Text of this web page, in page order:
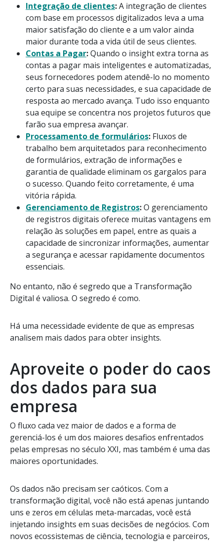
Integração de clientes:A integração de clientes
com base em processos digitalizados leva a uma
maior satisfação do cliente e a um valor ainda
maior durante toda a vida útil de seus clientes.
Contas a Pagar:Quando o insight extra torna as
contas a pagar mais inteligentes e automatizadas,
seus fornecedores podem atendê-lo no momento
certo para suas necessidades, e sua capacidade de
resposta ao mercado avança. Tudo isso enquanto
sua equipe se concentra nos projetos futuros que
farão sua empresa avançar.
Processamento de formulários: Fluxos de
trabalho bem arquitetados para reconhecimento
de formulários, extração de informações e
garantia de qualidade eliminam os gargalos para
o sucesso. Quando feito corretamente, é uma
vitória rápida.
Gerenciamento de Registros:O gerenciamento
de registros digitais oferece muitas vantagens em
relação às soluções em papel, entre as quais a
capacidade de sincronizar informações, aumentar
a segurança e acessar rapidamente documentos
essenciais.
No entanto, não é segredo que a Transformação
Digital é valiosa. O segredo é como.
Há uma necessidade evidente de que as empresas
analisem mais dados para obter insights.
Aproveite o poder do caos
dos dados para sua
empresa
O fluxo cada vez maior de dados e a forma de
gerenciá-los é um dos maiores desafios enfrentados
pelas empresas no século XXI, mas também é uma das
maiores oportunidades.
Os dados não precisam ser caóticos. Com a
transformação digital, você não está apenas juntando
uns e zeros em células meta-marcadas, você está
injetando insights em suas decisões de negócios. Com
novos ecossistemas de ciência, tecnologia e parceiros,